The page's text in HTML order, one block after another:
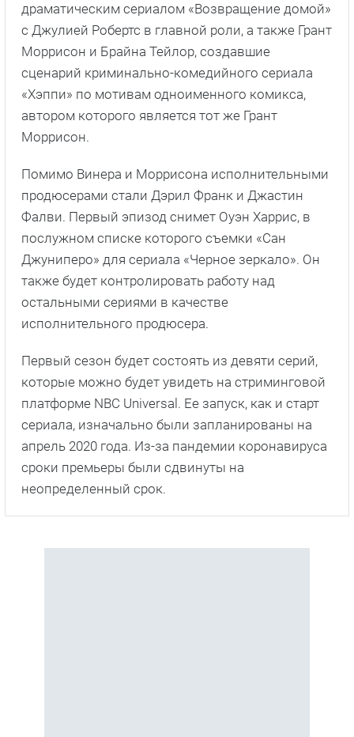
драматическим сериалом «Возвращение домой»
с Джулией Робертс в главной роли, а также Грант
Моррисон и Брайна Тейлор, создавшие
сценарий криминально-комедийного сериала
«Хэппи» по мотивам одноименного комикса,
автором которого является тот же Грант
Моррисон.
Помимо Винера и Моррисона исполнительными
продюсерами стали Дэрил Франк и Джастин
Фалви. Первый эпизод снимет Оуэн Харрис, в
послужном списке которого съемки «Сан
Джуниперо» для сериала «Черное зеркало». Он
также будет контролировать работу над
остальными сериями в качестве
исполнительного продюсера.
Первый сезон будет состоять из девяти серий,
которые можно будет увидеть на стриминговой
платформе NBC Universal. Ее запуск, как и старт
сериала, изначально были запланированы на
апрель 2020 года. Из-за пандемии коронавируса
сроки премьеры были сдвинуты на
неопределенный срок.